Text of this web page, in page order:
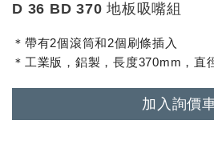
D 36 BD 370 地板吸嘴組
＊帶有2個滾筒和2個刷條插入
＊工業版，鋁製，長度370mm，直
加入詢價